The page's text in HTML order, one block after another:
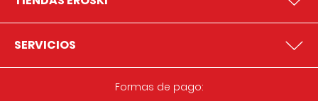
SERVICIOS
Formas de pago: